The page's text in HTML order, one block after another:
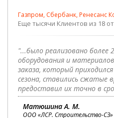
Газпром, Сбербанк, Ренесанс
Еще тысячи Клиентов из 18
"...было реализовано более
оборудования и
заказа, который
сезона, ставились сжатые
предоставил их точно в
Матюшина А. М.
ООО «ЛСР. Строительство-СЗ»